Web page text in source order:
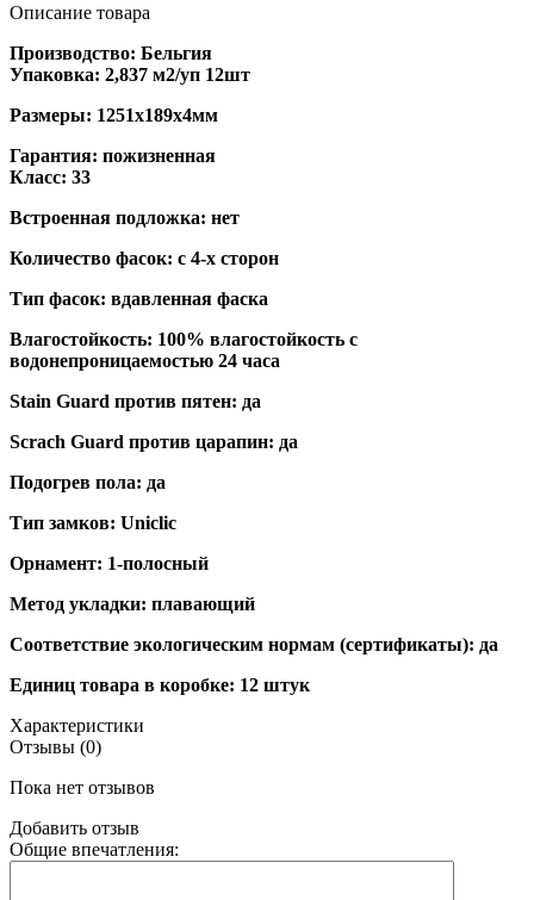
Описание товара
Производство: Бельгия
Упаковка: 2,837 м2/уп 12шт
Размеры: 1251х189х4мм
Гарантия: пожизненная
Класс: 33
Встроенная подложка: нет
Количество фасок: с 4-х сторон
Тип фасок: вдавленная фаска
Влагостойкость: 100% влагостойкость с
водонепроницаемостью 24 часа
Stain Guard против пятен: да
Scrach Guard против царапин: да
Подогрев пола: да
Тип замков: Uniclic
Орнамент: 1-полосный
Метод укладки: плавающий
Соответствие экологическим нормам (сертификаты): да
Единиц товара в коробке: 12 штук
Характеристики
Отзывы (0)
Пока нет отзывов
Добавить отзыв
Общие впечатления: